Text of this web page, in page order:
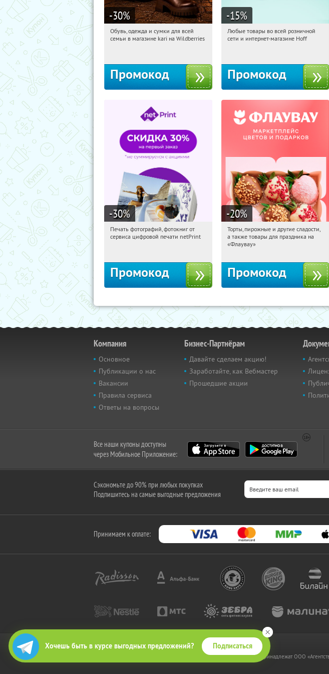
Хочешь быть в курсе выгодных предложений? Подписаться
-30%
10:28:54 Получили:
Обувь, одежда и сумки для всей
семьи в магазине kari на Wildberries
Промокод
-15%
10:28:54 Получили:
Любые товары во всей розничной
сети и интернет-магазине Hoff
Промокод
-30%
10:28:54 Получили:
Печать фотографий, фотокниг от
сервиса цифровой печати netPrint
Промокод
-20%
10:28:54 Получили:
Россия
Торты, пирожные и другие сладости,
а также товары для праздника на
«Флаувау»
Промокод
Компания
Основное
Публикации о нас
Вакансии
Правила сервиса
Ответы на вопросы
Бизнес-Партнёрам
Давайте сделаем акцию!
Заработайте, как Вебмастер
Прошедшие акции
Все наши купоны доступны
через Мобильное Приложение:
Сэкономьте до 90% при любых покупках
Подпишитесь на самые выгодные предложения
Принимаем к оплате:
2010-2026 © КупиКупон. Все права защищены.
Все права на товарный знак "КупиКупон" и на сайт www.kupikupon.ru принадлежат OOO